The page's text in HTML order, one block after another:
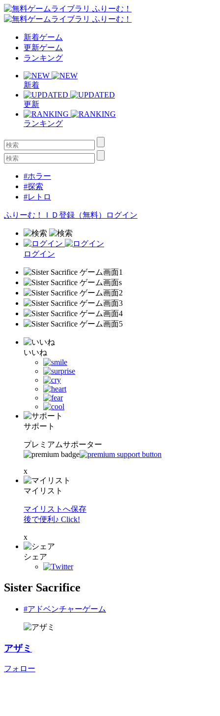
新着ゲーム
更新ゲーム
ランキング
新着
更新
ランキング
#ホラー
#探索
#レトロ
ふりーむ！ＩＤ登録（無料） ログイン
ログイン
いいね
サポート
プレミアムサポーター
x
マイリスト
マイリストへ保存
後で便利♪ Click!
x
シェア
Sister Sacrifice
#アドベンチャーゲーム
アザミ
フォロー